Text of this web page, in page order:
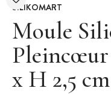
SILIKOMART
Moule
Pleincœur
x H 2,5